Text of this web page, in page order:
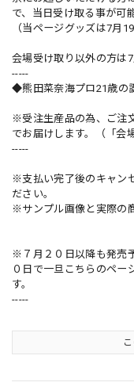
で、当日受け取る事が可
（当ページグッズは7月
会場受け取り以外の方は
-----
◆熊田菜奈海プロ21歳の
※受注生産品の為、ご注
でお届けします。（「
-----
※支払い完了後のキャン
ださい。
※サンプル画像と実際の
※７月２０日以降も発売
０日で一旦こちらのペー
す。
-----